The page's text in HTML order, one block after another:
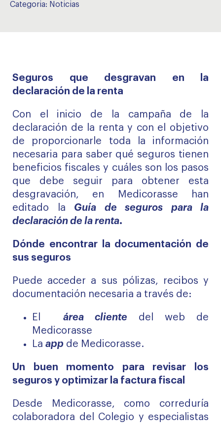
Categoria: Noticias
Seguros que desgravan en la
declaración de la renta
Con el inicio de la campaña de la
declaración de la renta y con el objetivo
de proporcionarle toda la información
necesaria para saber qué seguros tienen
beneficios fiscales y cuáles son los pasos
que debe seguir para obtener esta
desgravación, en Medicorasse han
editado la Guía de seguros para la
declaración de la renta.
Dónde encontrar la documentación de
sus seguros
Puede acceder a sus pólizas, recibos y
documentación necesaria a través de:
El área cliente del web de
Medicorasse
La app de Medicorasse.
Un buen momento para revisar los
seguros y optimizar la factura fiscal
Desde Medicorasse, como correduría
colaboradora del Colegio y especialistas